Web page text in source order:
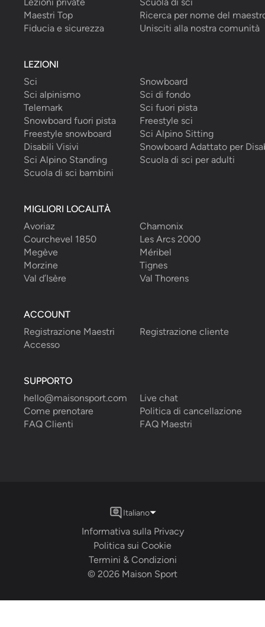
Maestri Top
Ricerca per nome del
Fiducia e sicurezza
Unisciti alla nostra comunità
LEZIONI
Sci
Snowboard
Sci alpinismo
Sci di fondo
Telemark
Sci fuori pista
Snowboard fuori pista
Freestyle sci
Freestyle snowboard
Sci Alpino Sitting
Disabili Visivi
Snowboard Adattato per
Sci Alpino Standing
Scuola di sci per adulti
Scuola di sci bambini
MIGLIORI LOCALITÀ
Avoriaz
Chamonix
Courchevel 1850
Les Arcs 2000
Megève
Méribel
Morzine
Tignes
Val d’Isère
Val Thorens
ACCOUNT
Registrazione Maestri
Registrazione cliente
Accesso
SUPPORTO
hello@maisonsport.com
Live chat
Come prenotare
Politica di cancellazione
FAQ Clienti
FAQ Maestri
© 2026 Maison Sport
Termini & Condizioni
Politica sui Cookie
Informativa sulla Privacy
Italiano